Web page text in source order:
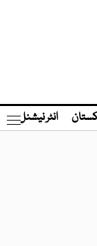
انٹر نیشنل